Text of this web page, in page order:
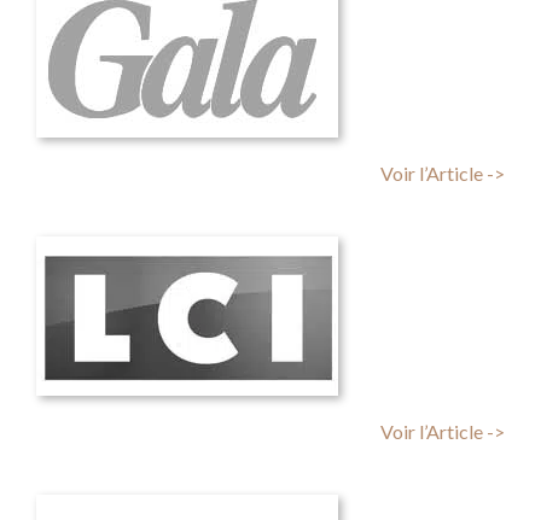
Voir l’Article ->
Voir l’Article ->